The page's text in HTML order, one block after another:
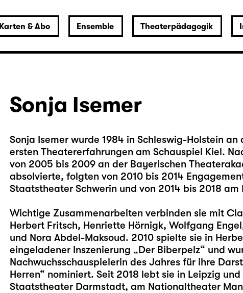
Karten & Abo Ensemble Theaterpädagogik
Sonja Isemer
Sonja Isemer wurde 1984 in Schleswig-Holstein
ersten Theatererfahrungen am Schauspiel Kiel.
von 2005 bis 2009 an der Bayerischen
absolvierte, folgten von 2010 bis 2014
Staatstheater Schwerin und von 2014 bis 2018 am
Wichtige Zusammenarbeiten verbinden sie mit
Herbert Fritsch, Henriette Hörnigk, Wolfgang
und Nora Abdel-Maksoud. 2010 spielte sie in
eingeladener Inszenierung „Der Biberpelz“ und
Nachwuchsschauspielerin des Jahres für ihre
Herren“ nominiert. Seit 2018 lebt sie in Leipzig
Staatstheater Darmstadt, am Nationaltheater